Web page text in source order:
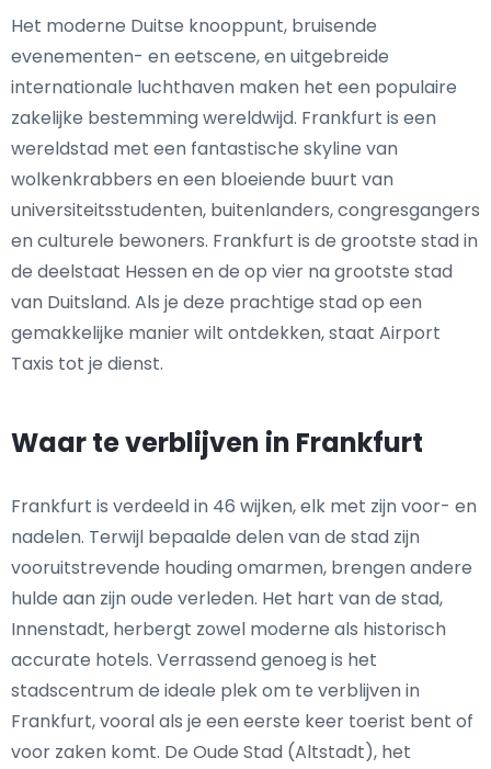
Het moderne Duitse knooppunt, bruisende
evenementen- en eetscene, en uitgebreide
internationale luchthaven maken het een populaire
zakelijke bestemming wereldwijd. Frankfurt is een
wereldstad met een fantastische skyline van
wolkenkrabbers en een bloeiende buurt van
universiteitsstudenten, buitenlanders, congresgangers
en culturele bewoners. Frankfurt is de grootste stad in
de deelstaat Hessen en de op vier na grootste stad
van Duitsland. Als je deze prachtige stad op een
gemakkelijke manier wilt ontdekken, staat Airport
Taxis tot je dienst.
Waar te verblijven in Frankfurt
Frankfurt is verdeeld in 46 wijken, elk met zijn voor- en
nadelen. Terwijl bepaalde delen van de stad zijn
vooruitstrevende houding omarmen, brengen andere
hulde aan zijn oude verleden. Het hart van de stad,
Innenstadt, herbergt zowel moderne als historisch
accurate hotels. Verrassend genoeg is het
stadscentrum de ideale plek om te verblijven in
Frankfurt, vooral als je een eerste keer toerist bent of
voor zaken komt. De Oude Stad (Altstadt), het